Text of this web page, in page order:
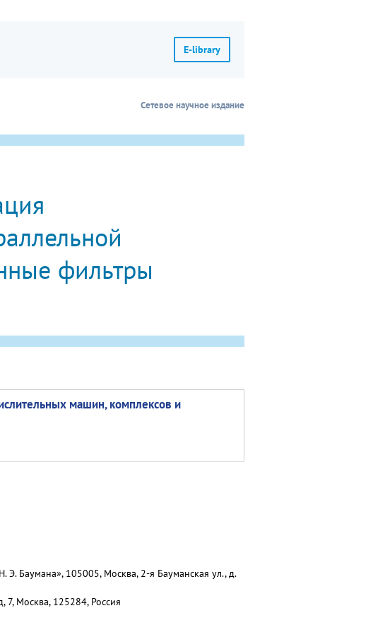
E-library
Сетевое научное издание
фильтры
машин, комплексов и
Баумана», 105005, Москва, 2-я Бауманская ул., д.
7, Москва, 125284, Россия